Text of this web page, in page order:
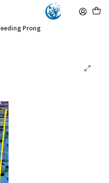
149,90€ (Envio extresso: 14,90€)
Prong